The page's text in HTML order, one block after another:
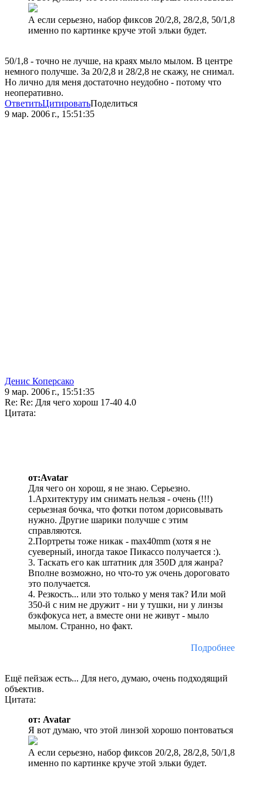
А если серьезно, набор фиксов 20/2,8, 28/2,8, 50/1,8
именно по картинке круче этой эльки будет.
50/1,8 - точно не лучше, на краях мыло мылом. В центре
немного получше. За 20/2,8 и 28/2,8 не скажу, не снимал.
Но лично для меня достаточно неудобно - потому что
неоперативно.
ОтветитьЦитироватьПоделиться
9 мар. 2006 г., 15:51:35
Денис Коперсако
9 мар. 2006 г., 15:51:35
Re: Re: Для чего хорош 17-40 4.0
Цитата:
от:Avatar
Для чего он хорош, я не знаю. Серьезно.
1.Архитектуру им снимать нельзя - очень (!!!)
серьезная бочка, что фотки потом дорисовывать
нужно. Другие шарики получше с этим
справляются.
2.Портреты тоже никак - max40mm (хотя я не
суеверный, иногда такое Пикассо получается :).
3. Таскать его как штатник для 350D для жанра?
Вполне возможно, но что-то уж очень дороговато
это получается.
4. Резкость... или это только у меня так? Или мой
350-й с ним не дружит - ни у тушки, ни у линзы
бэкфокуса нет, а вместе они не живут - мыло
мылом. Странно, но факт.
Подробнее
Ещё пейзаж есть... Для него, думаю, очень подходящий
объектив.
Цитата:
от: Avatar
Я вот думаю, что этой линзой хорошо понтоваться
А если серьезно, набор фиксов 20/2,8, 28/2,8, 50/1,8
именно по картинке круче этой эльки будет.